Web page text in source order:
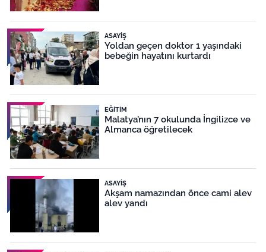
ASAYIŞ
Yoldan geçen doktor 1 yaşındaki
bebeğin hayatını kurtardı
EĞITIM
Malatya’nın 7 okulunda İngilizce ve
Almanca öğretilecek
ASAYIŞ
Akşam namazından önce cami alev
alev yandı